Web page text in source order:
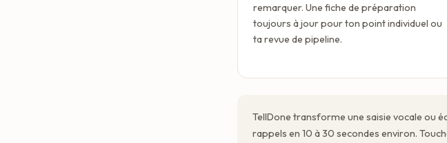
remarquer. Une fiche de préparation
toujours à jour pour ton point individuel ou
ta revue de pipeline.
TellDone transforme une saisie vocale ou
rappels en 10 à 30 secondes environ.